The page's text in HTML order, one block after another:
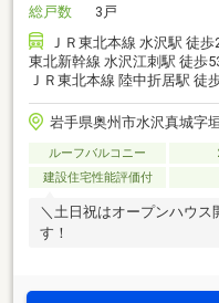
総戸数
3戸
ＪＲ東北本線 水沢駅 徒歩
東北新幹線 水沢江刺駅 徒歩
ＪＲ東北本線 陸中折居駅 徒
岩手県奥州市水沢真城字
ルーフバルコニー
建設住宅性能評価付
＼土日祝はオープンハウ
す！